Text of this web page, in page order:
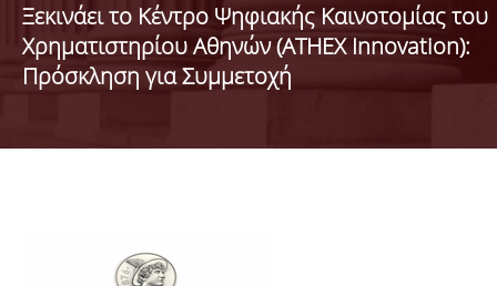
Ξεκινάει το Κέντρο Ψηφιακής Καινοτομίας του
Χρηματιστηρίου Αθηνών (ATHEX Innovation):
Πρόσκληση για Συμμετοχή